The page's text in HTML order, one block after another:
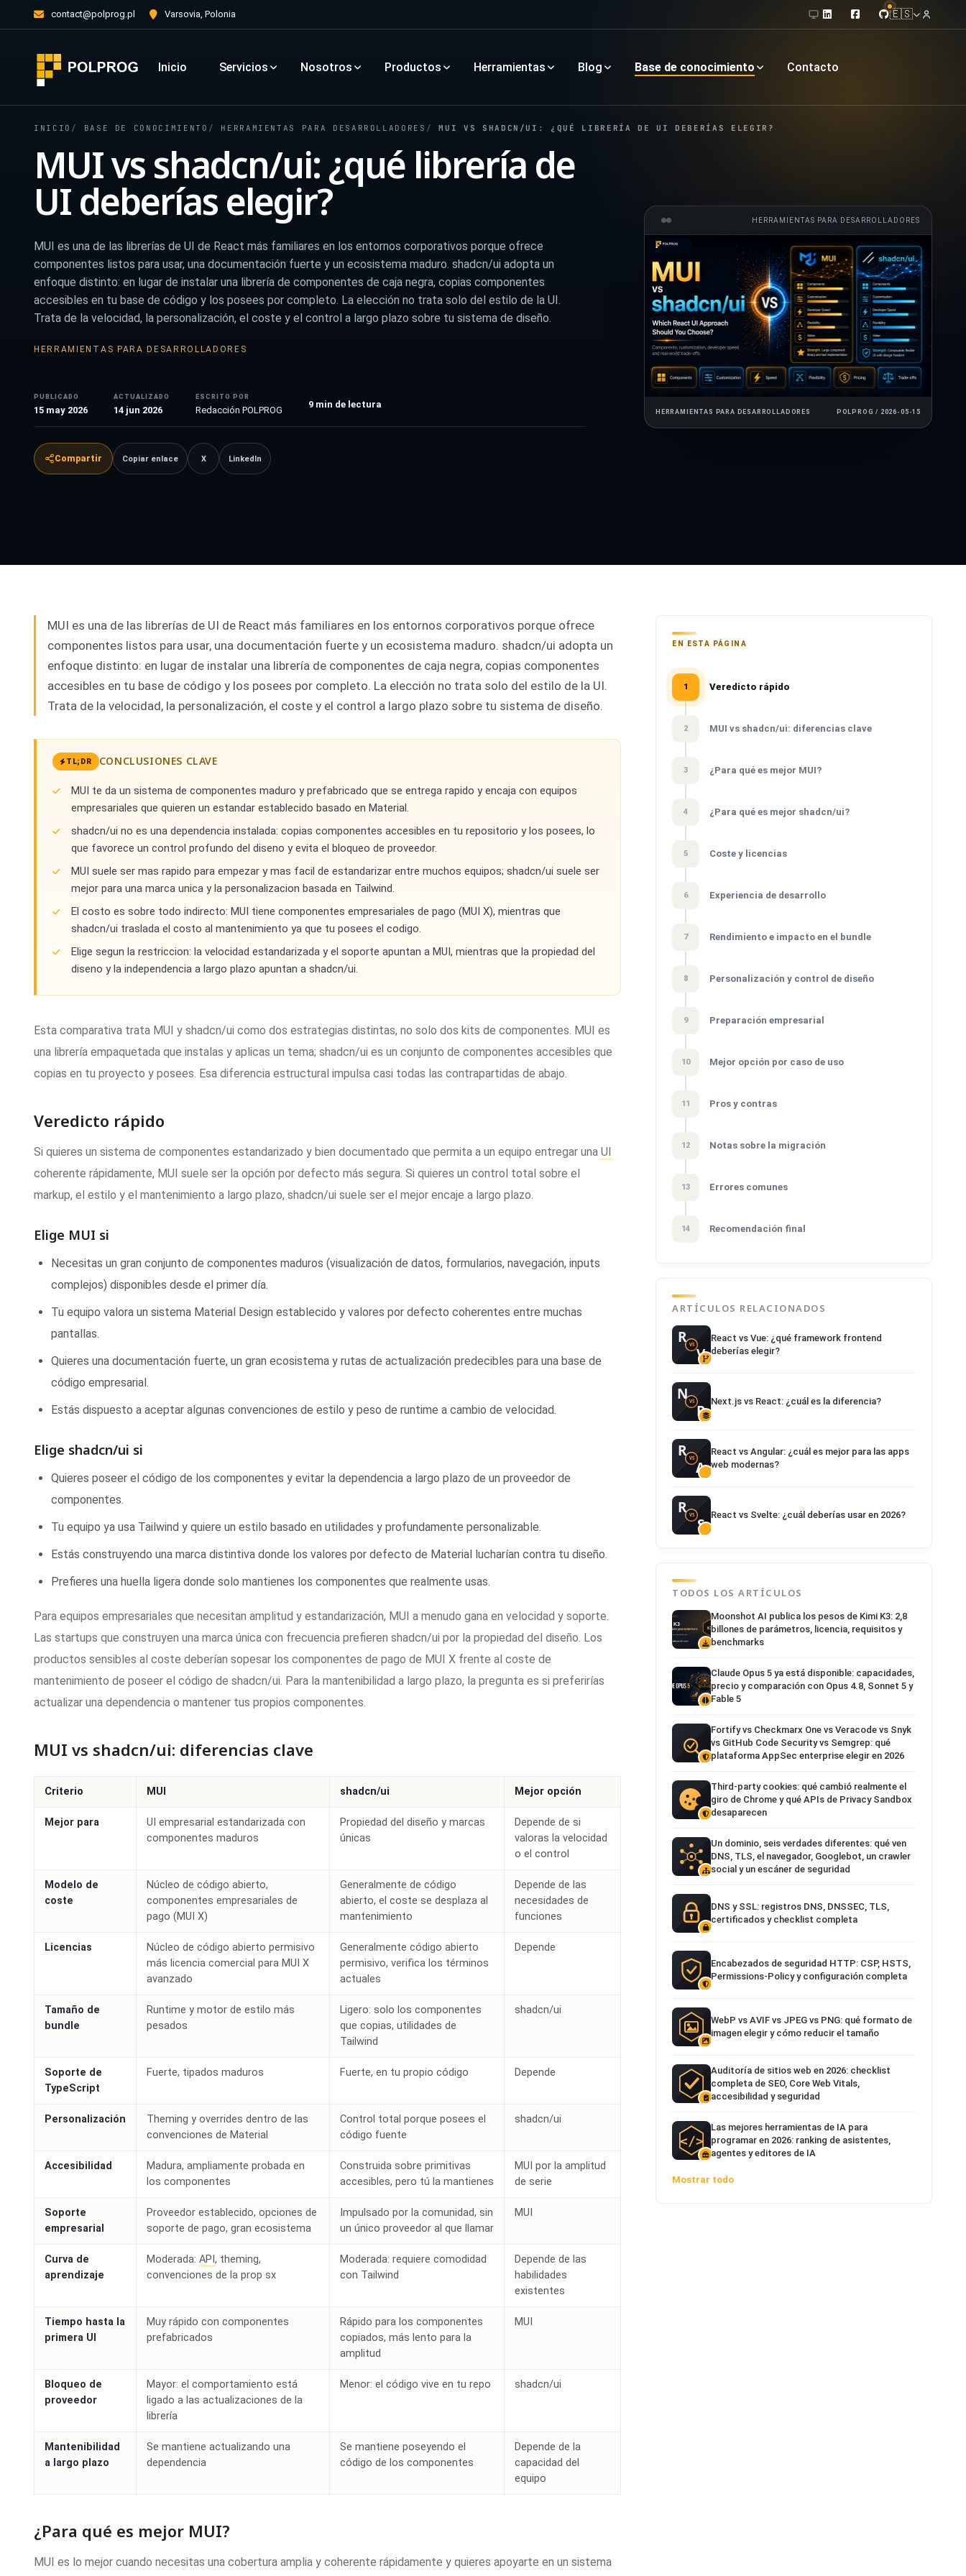
contact@polprog.pl Varsovia, Polonia 🇪🇸
Inicio Servicios Nosotros Productos Herramientas Blog Base de conocimiento Contacto
INICIO BASE DE CONOCIMIENTO HERRAMIENTAS PARA DESARROLLADORES MUI VS SHADCN/UI: ¿QUÉ LIBRERÍA DE UI DEBERÍAS ELEGIR?
MUI vs shadcn/ui: ¿qué librería de
UI deberías elegir?
MUI es una de las librerías de UI de React más familiares en los entornos corporativos porque ofrece
componentes listos para usar, una documentación fuerte y un ecosistema maduro. shadcn/ui adopta un
enfoque distinto: en lugar de instalar una librería de componentes de caja negra, copias componentes
accesibles en tu base de código y los posees por completo. La elección no trata solo del estilo de la UI.
Trata de la velocidad, la personalización, el coste y el control a largo plazo sobre tu sistema de diseño.
HERRAMIENTAS PARA DESARROLLADORES
PUBLICADO
15 may 2026
ACTUALIZADO
14 jun 2026
ESCRITO POR
Redacción POLPROG
9 min de lectura
Compartir Copiar enlace X LinkedIn
HERRAMIENTAS PARA DESARROLLADORES
HERRAMIENTAS PARA DESARROLLADORES POLPROG / 2026-05-15
MUI es una de las librerías de UI de React más familiares en los entornos corporativos porque ofrece
componentes listos para usar, una documentación fuerte y un ecosistema maduro. shadcn/ui adopta un
enfoque distinto: en lugar de instalar una librería de componentes de caja negra, copias componentes
accesibles en tu base de código y los posees por completo. La elección no trata solo del estilo de la UI.
Trata de la velocidad, la personalización, el coste y el control a largo plazo sobre tu sistema de diseño.
TL;DR CONCLUSIONES CLAVE
MUI te da un sistema de componentes maduro y prefabricado que se entrega rapido y encaja con equipos
empresariales que quieren un estandar establecido basado en Material.
shadcn/ui no es una dependencia instalada: copias componentes accesibles en tu repositorio y los posees, lo
que favorece un control profundo del diseno y evita el bloqueo de proveedor.
MUI suele ser mas rapido para empezar y mas facil de estandarizar entre muchos equipos; shadcn/ui suele ser
mejor para una marca unica y la personalizacion basada en Tailwind.
El costo es sobre todo indirecto: MUI tiene componentes empresariales de pago (MUI X), mientras que
shadcn/ui traslada el costo al mantenimiento ya que tu posees el codigo.
Elige segun la restriccion: la velocidad estandarizada y el soporte apuntan a MUI, mientras que la propiedad del
diseno y la independencia a largo plazo apuntan a shadcn/ui.
Esta comparativa trata MUI y shadcn/ui como dos estrategias distintas, no solo dos kits de componentes. MUI es
una librería empaquetada que instalas y aplicas un tema; shadcn/ui es un conjunto de componentes accesibles que
copias en tu proyecto y posees. Esa diferencia estructural impulsa casi todas las contrapartidas de abajo.
Veredicto rápido
Si quieres un sistema de componentes estandarizado y bien documentado que permita a un equipo entregar unaUI
coherente rápidamente, MUI suele ser la opción por defecto más segura. Si quieres un control total sobre el
markup, el estilo y el mantenimiento a largo plazo, shadcn/ui suele ser el mejor encaje a largo plazo.
Elige MUI si
Necesitas un gran conjunto de componentes maduros (visualización de datos, formularios, navegación, inputs
complejos) disponibles desde el primer día.
Tu equipo valora un sistema Material Design establecido y valores por defecto coherentes entre muchas
pantallas.
Quieres una documentación fuerte, un gran ecosistema y rutas de actualización predecibles para una base de
código empresarial.
Estás dispuesto a aceptar algunas convenciones de estilo y peso de runtime a cambio de velocidad.
Elige shadcn/ui si
Quieres poseer el código de los componentes y evitar la dependencia a largo plazo de un proveedor de
componentes.
Tu equipo ya usa Tailwind y quiere un estilo basado en utilidades y profundamente personalizable.
Estás construyendo una marca distintiva donde los valores por defecto de Material lucharían contra tu diseño.
Prefieres una huella ligera donde solo mantienes los componentes que realmente usas.
Para equipos empresariales que necesitan amplitud y estandarización, MUI a menudo gana en velocidad y soporte.
Las startups que construyen una marca única con frecuencia prefieren shadcn/ui por la propiedad del diseño. Los
productos sensibles al coste deberían sopesar los componentes de pago de MUI X frente al coste de
mantenimiento de poseer el código de shadcn/ui. Para la mantenibilidad a largo plazo, la pregunta es si preferirías
actualizar una dependencia o mantener tus propios componentes.
MUI vs shadcn/ui: diferencias clave
Criterio MUI shadcn/ui Mejor opción
Mejor para
UI empresarial estandarizada con
componentes maduros
Propiedad del diseño y marcas
únicas
Depende de si
valoras la velocidad
o el control
Modelo de
coste
Núcleo de código abierto,
componentes empresariales de
pago (MUI X)
Generalmente de código
abierto, el coste se desplaza al
mantenimiento
Depende de las
necesidades de
funciones
Licencias
Núcleo de código abierto permisivo
más licencia comercial para MUI X
avanzado
Generalmente código abierto
permisivo, verifica los términos
actuales
Depende
Tamaño de
bundle
Runtime y motor de estilo más
pesados
Ligero: solo los componentes
que copias, utilidades de
Tailwind
shadcn/ui
Soporte de
TypeScript
Fuerte, tipados maduros Fuerte, en tu propio código Depende
Personalización
Theming y overrides dentro de las
convenciones de Material
Control total porque posees el
código fuente
shadcn/ui
Accesibilidad
Madura, ampliamente probada en
los componentes
Construida sobre primitivas
accesibles, pero tú la mantienes
MUI por la amplitud
de serie
Soporte
empresarial
Proveedor establecido, opciones de
soporte de pago, gran ecosistema
Impulsado por la comunidad, sin
un único proveedor al que llamar
MUI
Curva de
aprendizaje
Moderada:API, theming,
convenciones de la prop sx
Moderada: requiere comodidad
con Tailwind
Depende de las
habilidades
existentes
Tiempo hasta la
primera UI
Muy rápido con componentes
prefabricados
Rápido para los componentes
copiados, más lento para la
amplitud
MUI
Bloqueo de
proveedor
Mayor: el comportamiento está
ligado a las actualizaciones de la
librería
Menor: el código vive en tu repo shadcn/ui
Mantenibilidad
a largo plazo
Se mantiene actualizando una
dependencia
Se mantiene poseyendo el
código de los componentes
Depende de la
capacidad del
equipo
¿Para qué es mejor MUI?
MUI es lo mejor cuando necesitas una cobertura amplia y coherente rápidamente y quieres apoyarte en un sistema
EN ESTA PÁGINA
1 Veredicto rápido
2 MUI vs shadcn/ui: diferencias clave
3 ¿Para qué es mejor MUI?
4 ¿Para qué es mejor shadcn/ui?
5 Coste y licencias
6 Experiencia de desarrollo
7 Rendimiento e impacto en el bundle
8 Personalización y control de diseño
9 Preparación empresarial
10 Mejor opción por caso de uso
11 Pros y contras
12 Notas sobre la migración
13 Errores comunes
14 Recomendación final
ARTÍCULOS RELACIONADOS
React vs Vue: ¿qué framework frontend
deberías elegir?
Next.js vs React: ¿cuál es la diferencia?
React vs Angular: ¿cuál es mejor para las apps
web modernas?
React vs Svelte: ¿cuál deberías usar en 2026?
TODOS LOS ARTÍCULOS
Moonshot AI publica los pesos de Kimi K3: 2,8
billones de parámetros, licencia, requisitos y
benchmarks
Claude Opus 5 ya está disponible: capacidades,
precio y comparación con Opus 4.8, Sonnet 5 y
Fable 5
Fortify vs Checkmarx One vs Veracode vs Snyk
vs GitHub Code Security vs Semgrep: qué
plataforma AppSec enterprise elegir en 2026
Third-party cookies: qué cambió realmente el
giro de Chrome y qué APIs de Privacy Sandbox
desaparecen
Un dominio, seis verdades diferentes: qué ven
DNS, TLS, el navegador, Googlebot, un crawler
social y un escáner de seguridad
DNS y SSL: registros DNS, DNSSEC, TLS,
certificados y checklist completa
Encabezados de seguridad HTTP: CSP, HSTS,
Permissions-Policy y configuración completa
WebP vs AVIF vs JPEG vs PNG: qué formato de
imagen elegir y cómo reducir el tamaño
Auditoría de sitios web en 2026: checklist
completa de SEO, Core Web Vitals,
accesibilidad y seguridad
Las mejores herramientas de IA para
programar en 2026: ranking de asistentes,
agentes y editores de IA
Mostrar todo